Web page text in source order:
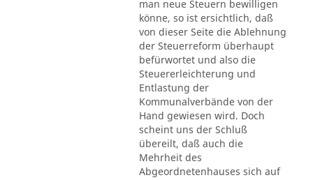
man neue Steuern bewilligen
könne, so ist ersichtlich, daß
von dieser Seite die Ablehnung
der Steuerreform überhaupt
befürwortet und also die
Steuererleichterung und
Entlastung der
Kommunalverbände von der
Hand gewiesen wird. Doch
scheint uns der Schluß
übereilt, daß auch die
Mehrheit des
Abgeordnetenhauses sich auf